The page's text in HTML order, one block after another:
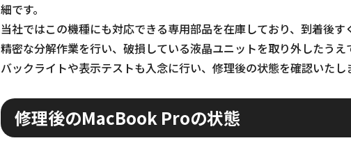
細です。
当社ではこの機種にも対応できる専用部品を在庫しており、到着後す
精密な分解作業を行い、破損している液晶ユニットを取り外したうえ
バックライトや表示テストも入念に行い、修理後の状態を確認いたし
修理後のMacBook Proの状態